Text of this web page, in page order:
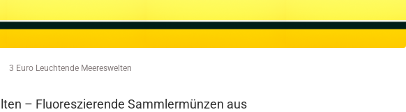
3 Euro Leuchtende Meereswelten
– Fluoreszierende Sammlermünzen aus